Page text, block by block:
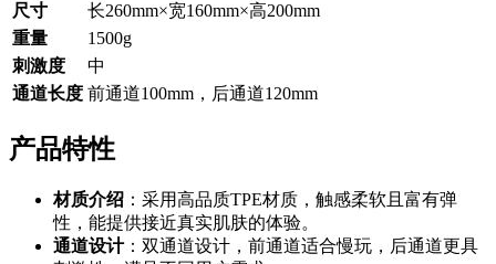
尺寸
长260mm×宽160mm×高200mm
重量
1500g
刺激度
中
通道长度 前通道100mm，后通道120mm
产品特性
材质介绍 ：采用高品质TPE材质，触感柔软且富有弹
性，能提供接近真实肌肤的体验。
通道设计：双通道设计，前通道适合慢玩，后通道更具